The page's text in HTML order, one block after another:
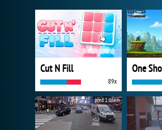
Cut N Fill
89x
před 1 dnem